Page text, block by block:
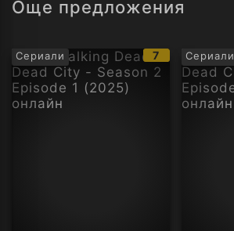
Още предложения
Сериали
IMDb
рейтинг:
7 Сериали